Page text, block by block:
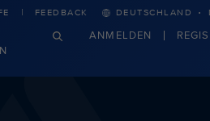
FEEDBACK DEUTSCHLAND ·
ANMELDEN